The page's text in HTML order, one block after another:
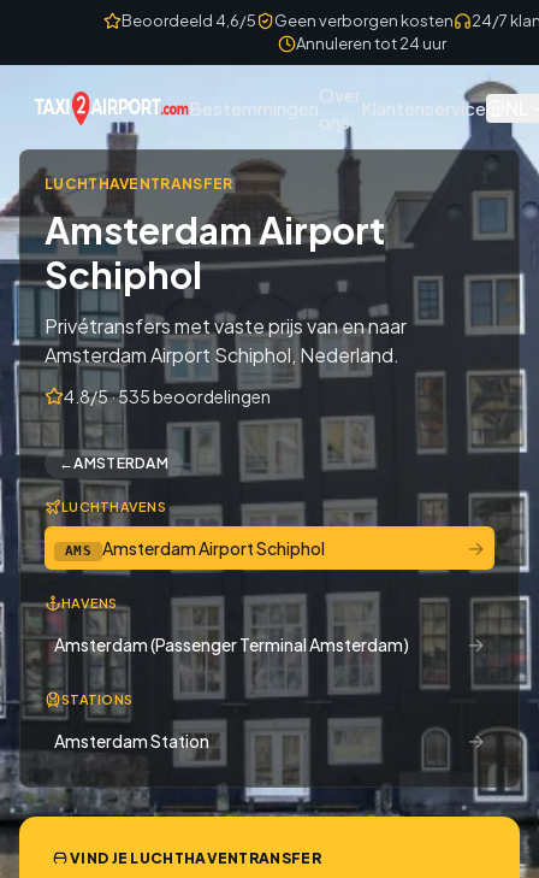
Skip to contentBeoordeeld 4,6/5 Geen verborgen kosten
24/7
Annuleren tot 24 uur
Bestemmingen
Over
ons
Klantenservice
LUCHTHAVENTRANSFER
Amsterdam Airport
Schiphol
Privétransfers met vaste prijs van en naar
Amsterdam Airport Schiphol, Nederland.
4.8/5 · 535 beoordelingen
←AMSTERDAM
LUCHTHAVENS
AMS Amsterdam Airport Schiphol →
HAVENS
Amsterdam (Passenger Terminal Amsterdam) →
STATIONS
Amsterdam Station →
VIND JE LUCHTHAVENTRANSFER